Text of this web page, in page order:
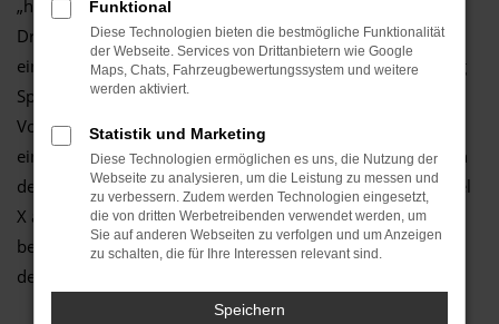
„harten“ Argumenten zugunsten eines Tesla Model X in
Dresden treten die Emotionen. Ein Tesla Model X sieht
einfach umwerfend aus und das Fahren macht schlichtweg
Spaß. Im Autozentrum Schmitz wissen wir um die vielen
Vorteile dieses Modells und können Ihnen diese gerne in
einem persönlichen Gespräch erläutern. Zudem sind wir in
der Lage, die vielen Extras und Assistenten des Tesla Model
X als Neuwagen zu erklären und Sie kompetent und fair zu
beraten. Setzen Sie auf einen inhabergeführten Betrieb mit
dem Herz am richtigen Fleck.
Funktional
Diese Technologien bieten die bestmögliche Funktionalität
der Webseite. Services von Drittanbietern wie Google
Maps, Chats, Fahrzeugbewertungssystem und weitere
werden aktiviert.
Statistik und Marketing
Diese Technologien ermöglichen es uns, die Nutzung der
Webseite zu analysieren, um die Leistung zu messen und
zu verbessern. Zudem werden Technologien eingesetzt,
die von dritten Werbetreibenden verwendet werden, um
Sie auf anderen Webseiten zu verfolgen und um Anzeigen
zu schalten, die für Ihre Interessen relevant sind.
Speichern